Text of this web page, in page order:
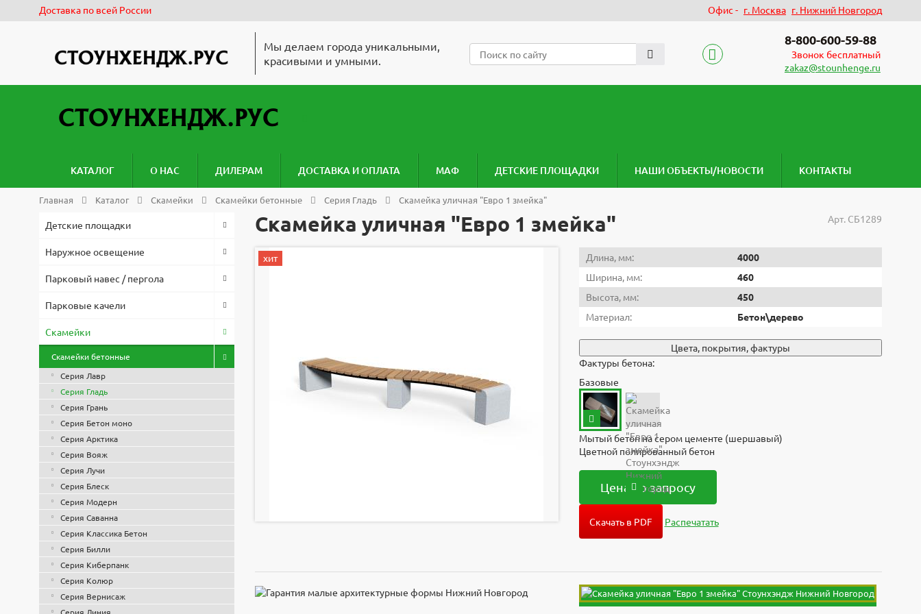
Доставка по всей России Офис - г. Москва г. Нижний Новгород
Мы делаем города уникальными,
красивыми и умными.
8-800-600-59-88
Звонок бесплатный
zakaz@stounhenge.ru
КАТАЛОГ О НАС ДИЛЕРАМ ДОСТАВКА И ОПЛАТА МАФ ДЕТСКИЕ ПЛОЩАДКИ НАШИ ОБЪЕКТЫ/НОВОСТИ КОНТАКТЫ
Главная Каталог Скамейки Скамейки бетонные Серия Гладь Скамейка уличная "Евро 1 змейка"
Арт. СБ1289
Скамейка уличная "Евро 1 змейка"
хит Длина, мм:
4000
Ширина, мм:
460
Высота, мм:
450
Материал:
Бетон\дерево
Цвета, покрытия, фактуры
Фактуры бетона:
Базовые
Мытый бетон на сером цементе (шершавый)
Цветной полированный бетон
Цена по запросу
Скачать в PDF Распечатать
Детские площадки
Наружное освещение
Парковый навес / пергола
Парковые качели
Скамейки
Скамейки бетонные
Серия Лавр
Серия Гладь
Серия Грань
Серия Бетон моно
Серия Арктика
Серия Вояж
Серия Лучи
Серия Блеск
Серия Модерн
Серия Саванна
Серия Классика Бетон
Серия Билли
Серия Киберпанк
Серия Колюр
Серия Вернисаж